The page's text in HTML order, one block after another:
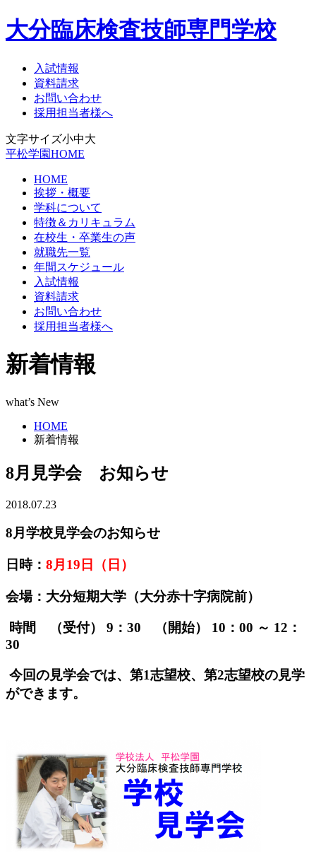
大分臨床検査技師専門学校
入試情報
資料請求
お問い合わせ
採用担当者様へ
文字サイズ小中大
平松学園HOME
HOME
挨拶・概要
学科について
特徴＆カリキュラム
在校生・卒業生の声
就職先一覧
年間スケジュール
入試情報
資料請求
お問い合わせ
採用担当者様へ
新着情報
what’s New
HOME
新着情報
8月見学会 お知らせ
2018.07.23
8月学校見学会のお知らせ
日時： 8月19日（日）
会場：大分短期大学（大分赤十字病院前）
時間 （受付） 9：30 （開始） 10：00 ～ 12：
30
今回の見学会では、第1志望校、第2志望校の見学
ができます。